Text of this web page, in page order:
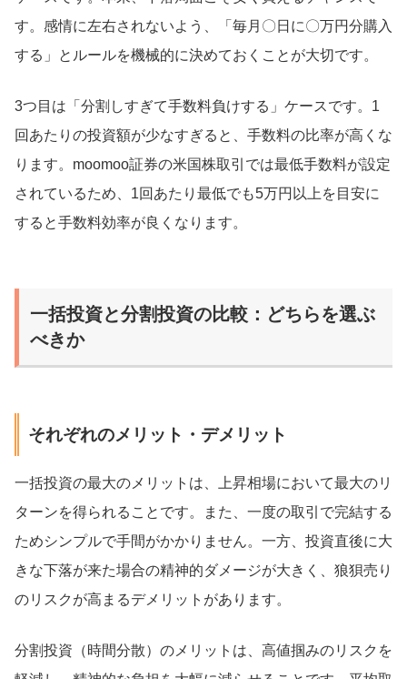
す。感情に左右されないよう、「毎月〇日に〇万円分購入
する」とルールを機械的に決めておくことが大切です。
3つ目は「分割しすぎて手数料負けする」ケースです。1
回あたりの投資額が少なすぎると、手数料の比率が高くな
ります。moomoo証券の米国株取引では最低手数料が設定
されているため、1回あたり最低でも5万円以上を目安に
すると手数料効率が良くなります。
一括投資と分割投資の比較：どちらを選ぶ
べきか
それぞれのメリット・デメリット
一括投資の最大のメリットは、上昇相場において最大のリ
ターンを得られることです。また、一度の取引で完結する
ためシンプルで手間がかかりません。一方、投資直後に大
きな下落が来た場合の精神的ダメージが大きく、狼狽売り
のリスクが高まるデメリットがあります。
分割投資（時間分散）のメリットは、高値掴みのリスクを